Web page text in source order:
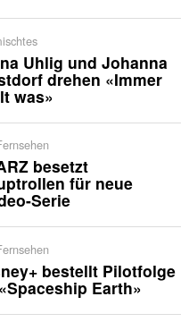
Uhlig und Johanna
drehen «Immer
was»
besetzt
für neue
Serie
bestellt Pilotfolge
Earth»